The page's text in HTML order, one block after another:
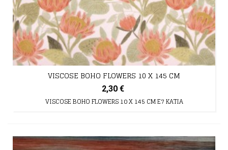
VISCOSE BOHO FLOWERS 10 X 145 CM
2,30 €
VISCOSE BOHO FLOWERS 10 X 145 CM E7 KATIA